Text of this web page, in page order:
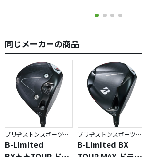
同じメーカーの商品
ブリヂストンスポーツ／BX
B-Limited
ブリヂストンスポーツ／BX
B-Limited BX